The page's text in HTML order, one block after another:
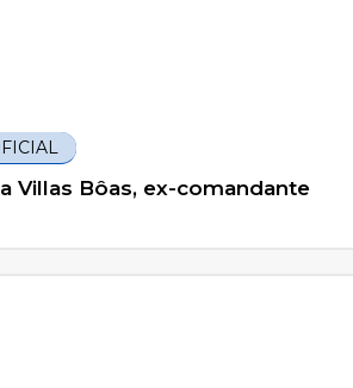
Villas Bôas, ex-comandante